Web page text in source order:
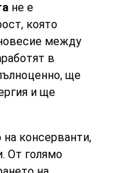
не е
която
между
в
ще
и ще
консерванти,
От голямо